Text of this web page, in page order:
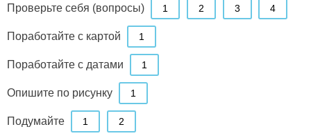
Проверьте себя (вопросы) 1 2 3 4
Поработайте с картой 1
Поработайте с датами 1
Опишите по рисунку 1
Подумайте 1 2